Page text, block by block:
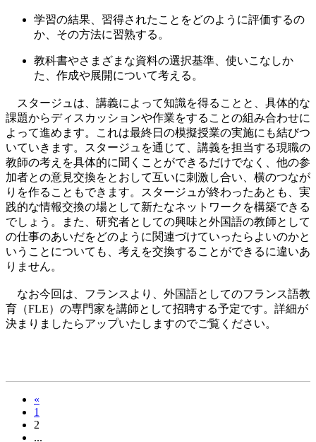
学習の結果、習得されたことをどのように評価するの
か、その方法に習熟する。
教科書やさまざまな資料の選択基準、使いこなしか
た、作成や展開について考える。
スタージュは、講義によって知識を得ることと、具体的な
課題からディスカッションや作業をすることの組み合わせに
よって進めます。これは最終日の模擬授業の実施にも結びつ
いていきます。スタージュを通じて、講義を担当する現職の
教師の考えを具体的に聞くことができるだけでなく、他の参
加者との意見交換をとおして互いに刺激し合い、横のつなが
りを作ることもできます。スタージュが終わったあとも、実
践的な情報交換の場として新たなネットワークを構築できる
でしょう。また、研究者としての興味と外国語の教師として
の仕事のあいだをどのように関連づけていったらよいのかと
いうことについても、考えを交換することができるに違いあ
りません。
なお今回は、フランスより、外国語としてのフランス語教
育（FLE）の専門家を講師として招聘する予定です。詳細が
決まりましたらアップいたしますのでご覧ください。
«
1
2
...